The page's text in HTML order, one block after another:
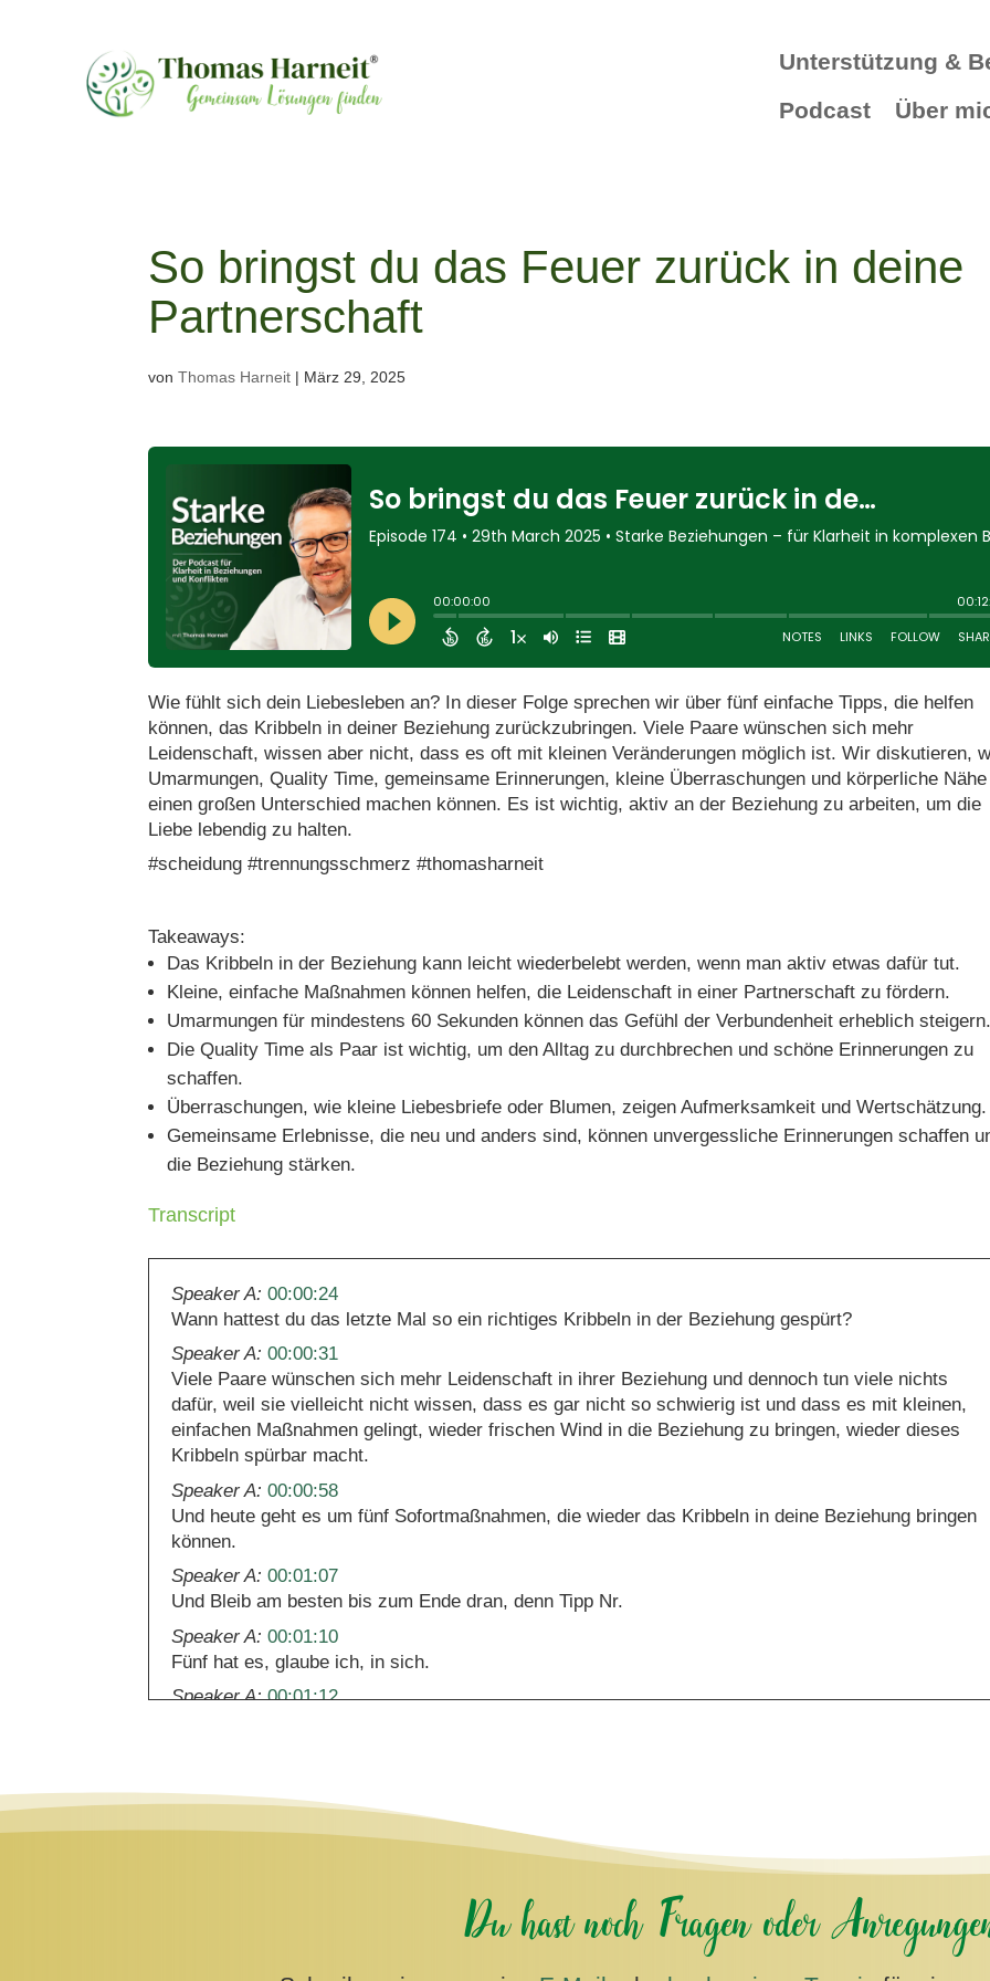
Unterstützung &
Podcast
Über
So bringst du das Feuer zurück in deine
Partnerschaft
vonThomas Harneit | März 29, 2025
Wie fühlt sich dein Liebesleben an? In dieser Folge sprechen wir über fünf einfache Tipps, die helfen
können, das Kribbeln in deiner Beziehung zurückzubringen. Viele Paare wünschen sich mehr
Leidenschaft, wissen aber nicht, dass es oft mit kleinen Veränderungen möglich ist. Wir diskutieren,
Umarmungen, Quality Time, gemeinsame Erinnerungen, kleine Überraschungen und körperliche Nähe
einen großen Unterschied machen können. Es ist wichtig, aktiv an der Beziehung zu arbeiten, um die
Liebe lebendig zu halten.
#scheidung #trennungsschmerz #thomasharneit
Takeaways:
Das Kribbeln in der Beziehung kann leicht wiederbelebt werden, wenn man aktiv etwas dafür tut.
Kleine, einfache Maßnahmen können helfen, die Leidenschaft in einer Partnerschaft zu fördern.
Umarmungen für mindestens 60 Sekunden können das Gefühl der Verbundenheit erheblich
Die Quality Time als Paar ist wichtig, um den Alltag zu durchbrechen und schöne Erinnerungen zu
schaffen.
Überraschungen, wie kleine Liebesbriefe oder Blumen, zeigen Aufmerksamkeit und Wertschätzung.
Gemeinsame Erlebnisse, die neu und anders sind, können unvergessliche Erinnerungen schaffen
die Beziehung stärken.
Transcript
Speaker A: 00:00:24
Wann hattest du das letzte Mal so ein richtiges Kribbeln in der Beziehung gespürt?
Speaker A: 00:00:31
Viele Paare wünschen sich mehr Leidenschaft in ihrer Beziehung und dennoch tun viele nichts
dafür, weil sie vielleicht nicht wissen, dass es gar nicht so schwierig ist und dass es mit kleinen,
einfachen Maßnahmen gelingt, wieder frischen Wind in die Beziehung zu bringen, wieder dieses
Kribbeln spürbar macht.
Speaker A: 00:00:58
Und heute geht es um fünf Sofortmaßnahmen, die wieder das Kribbeln in deine Beziehung bringen
können.
Speaker A: 00:01:07
Und Bleib am besten bis zum Ende dran, denn Tipp Nr.
Speaker A: 00:01:10
Fünf hat es, glaube ich, in sich.
Speaker A: 00:01:12
Ich weiß nicht, wie du jetzt geantwortet hast, aber wenn es unterhalb von sieben ist, dann ist ja
Wenn es unter fünf ist, dann ist es vielleicht schon ziemlich brenzlig.
Du hast noch Fragen oder